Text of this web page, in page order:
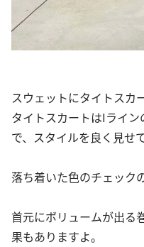
スウェットにタイトスカ
タイトスカートはIライ
で、スタイルを良く見せ
落ち着いた色のチェック
首元にボリュームが出る
果もありますよ。